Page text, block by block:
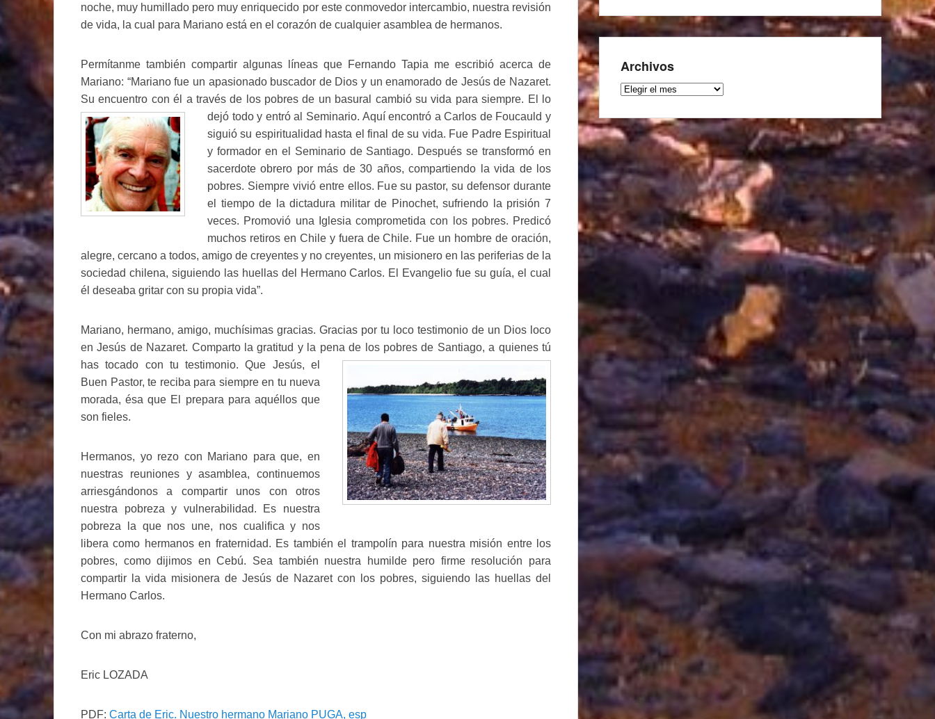
noche, muy humillado pero muy enriquecido por este conmovedor intercambio, nuestra revisión
de vida, la cual para Mariano está en el corazón de cualquier asamblea de hermanos.
Permítanme también compartir algunas líneas que Fernando Tapia me escribió acerca de
Mariano: “Mariano fue un apasionado buscador de Dios y un enamorado de Jesús de Nazaret.
Su encuentro con él a través de los pobres de un basural cambió su vida parasiempre. El lo
dejó todo y entró al Seminario. Aquí encontró a Carlos de Foucauld y
siguió su espiritualidad hasta el final de su vida. Fue Padre Espiritual
y formador en el Seminario de Santiago. Después se transformó en
sacerdote obrero por más de 30 años, compartiendo la vida de los
pobres. Siempre vivió entre ellos. Fue su pastor, su defensor durante
el tiempo de la dictadura militar de Pinochet, sufriendo la prisión 7
veces. Promovió una Iglesia comprometida con los pobres. Predicó
muchos retiros en Chile y fuera de Chile. Fue un hombre de oración,
alegre, cercano a todos, amigo de creyentes y no creyentes, un misionero en las periferias de la
sociedad chilena, siguiendo las huellas del Hermano Carlos. El Evangelio fue su guía, el cual
él deseaba gritar con su propia vida”.
Mariano, hermano, amigo, muchísimas gracias. Gracias por tu loco testimonio de un Dios loco
en Jesús de Nazaret. Comparto la gratitud y la pena de los pobres de Santiago, a quienes tú
has tocado con tu testimonio. Que Jesús, el
Buen Pastor, te reciba para siempre en tu nueva
morada, ésa que El prepara para aquéllos que
son fieles.
Hermanos, yo rezo con Mariano para que, en
nuestras reuniones y asamblea, continuemos
arriesgándonos a compartir unos con otros
nuestra pobreza y vulnerabilidad. Es nuestra
pobreza la que nos une, nos cualifica y nos
libera como hermanos en fraternidad. Es también el trampolín para nuestra misión entre los
pobres, como dijimos en Cebú. Sea también nuestra humilde pero firme resolución para
compartir la vida misionera de Jesús de Nazaret con los pobres, siguiendo las huellas del
Hermano Carlos.
Con mi abrazo fraterno,
Eric LOZADA
PDF: Carta de Eric. Nuestro hermano Mariano PUGA, esp
Archivos
Archivos